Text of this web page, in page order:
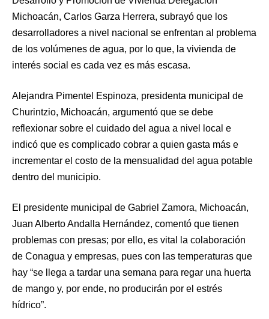
Michoacán, Carlos Garza Herrera, subrayó que los
desarrolladores a nivel nacional se enfrentan al problema
de los volúmenes de agua, por lo que, la vivienda de
interés social es cada vez es más escasa.
Alejandra Pimentel Espinoza, presidenta municipal de
Churintzio, Michoacán, argumentó que se debe
reflexionar sobre el cuidado del agua a nivel local e
indicó que es complicado cobrar a quien gasta más e
incrementar el costo de la mensualidad del agua potable
dentro del municipio.
El presidente municipal de Gabriel Zamora, Michoacán,
Juan Alberto Andalla Hernández, comentó que tienen
problemas con presas; por ello, es vital la colaboración
de Conagua y empresas, pues con las temperaturas que
hay “se llega a tardar una semana para regar una huerta
de mango y, por ende, no producirán por el estrés
hídrico”.